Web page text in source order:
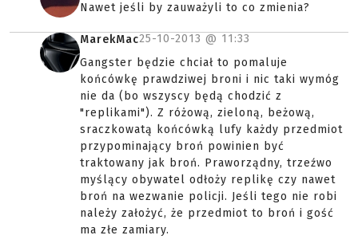
Nawet jeśli by zauważyli to co zmienia?
MarekMac25-10-2013 @ 11:33
Gangster będzie chciał to pomaluje
końcówkę prawdziwej broni i nic taki wymóg
nie da (bo wszyscy będą chodzić z
"replikami"). Z różową, zieloną, beżową,
sraczkowatą końcówką lufy każdy przedmiot
przypominający broń powinien być
traktowany jak broń. Praworządny, trzeźwo
myślący obywatel odłoży replikę czy nawet
broń na wezwanie policji. Jeśli tego nie robi
należy założyć, że przedmiot to broń i gość
ma złe zamiary.